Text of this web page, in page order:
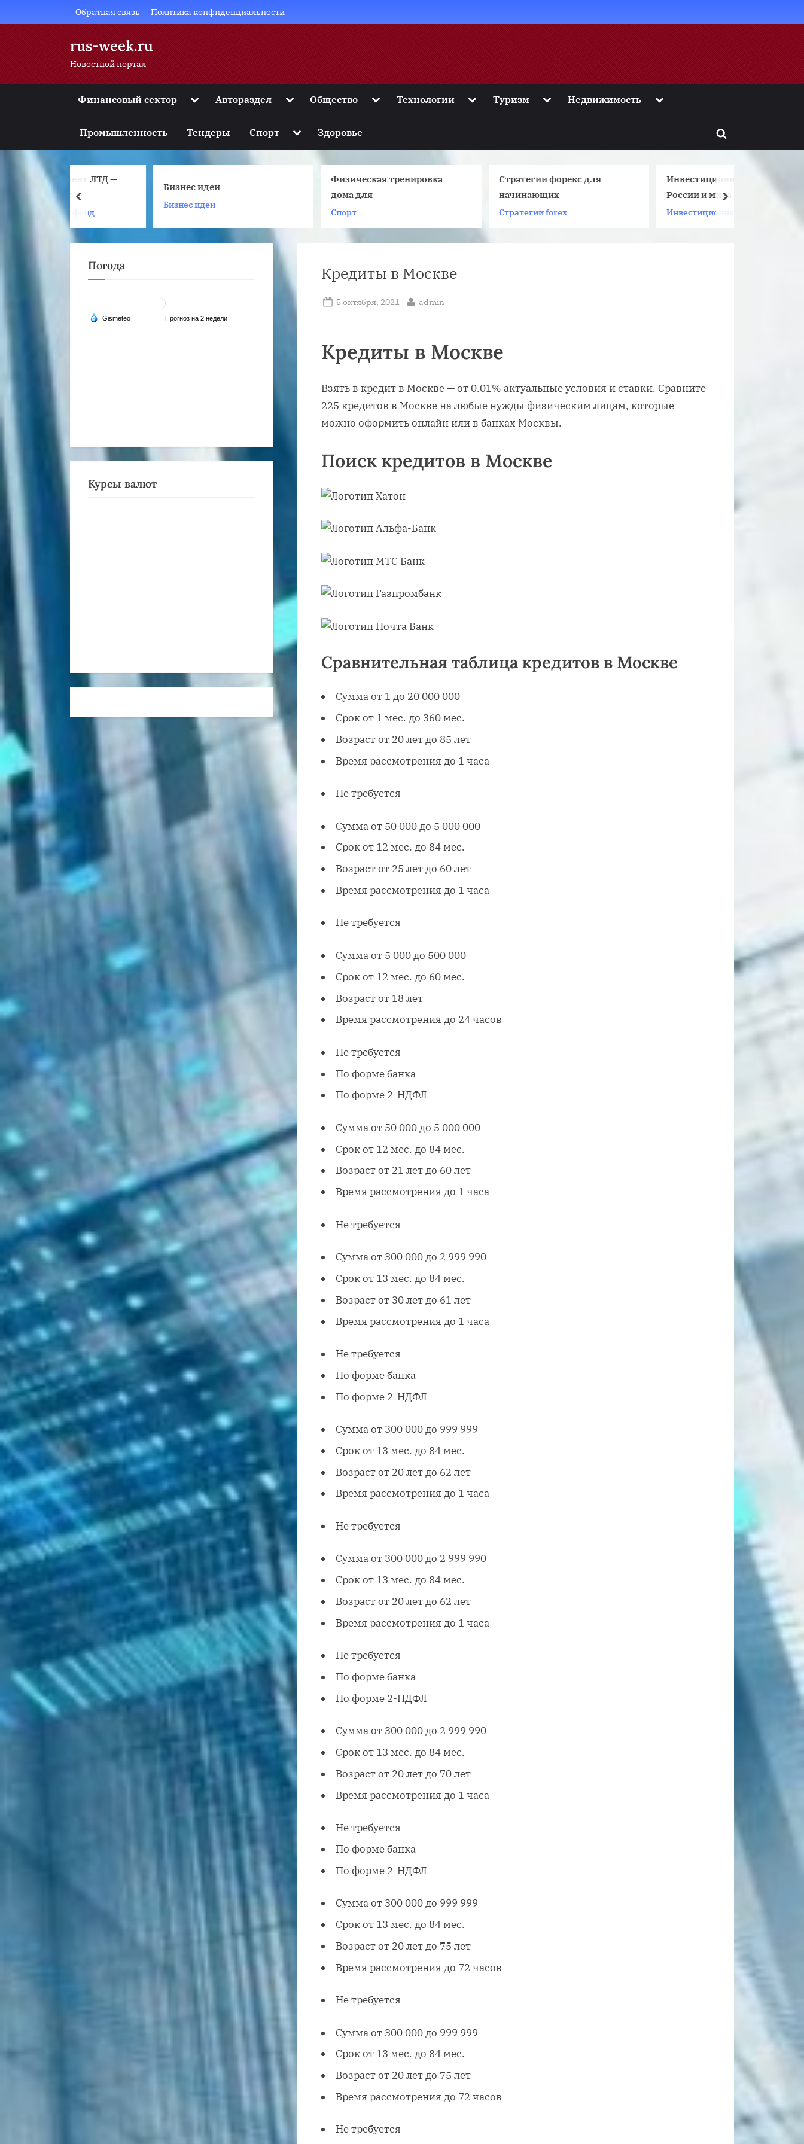
to
Обратная связь Политика конфиденциальности
rus-week.ru
Новостной портал
Финансовый сектор Toggle
menu
Toggle
menu
Toggle
sub-
sub-
Автораздел ToggleОбщество ToggleТехнологии ToggleТуризм ToggleНедвижимость Toggle
Промышленность Тендеры Спорт Toggle
menu
Здоровье
Toggle
ЛТД —
Бизнес идеи
Физическая тренировка
Стратегии форекс для
Инвестиционные фонды
Инвестиционный фонд
prev next
Кредиты в Москве
Posted
5 октября, 2021 By
admin
Кредиты в Москве
Взять в кредит в Москве — от 0.01% актуальные условия и ставки. Сравните
225 кредитов в Москве на любые нужды физическим лицам, которые
можно оформить онлайн или в банках Москвы.
Поиск кредитов в Москве
Сравнительная таблица кредитов в Москве
Сумма от 1 до 20 000 000
Срок от 1 мес. до 360 мес.
Возраст от 20 лет до 85 лет
Время рассмотрения до 1 часа
Не требуется
Сумма от 50 000 до 5 000 000
Срок от 12 мес. до 84 мес.
Возраст от 25 лет до 60 лет
Время рассмотрения до 1 часа
Не требуется
Сумма от 5 000 до 500 000
Срок от 12 мес. до 60 мес.
Возраст от 18 лет
Время рассмотрения до 24 часов
Не требуется
По форме банка
По форме 2-НДФЛ
Сумма от 50 000 до 5 000 000
Срок от 12 мес. до 84 мес.
Возраст от 21 лет до 60 лет
Время рассмотрения до 1 часа
Не требуется
Сумма от 300 000 до 2 999 990
Срок от 13 мес. до 84 мес.
Возраст от 30 лет до 61 лет
Время рассмотрения до 1 часа
Не требуется
По форме банка
По форме 2-НДФЛ
Сумма от 300 000 до 999 999
Срок от 13 мес. до 84 мес.
Возраст от 20 лет до 62 лет
Время рассмотрения до 1 часа
Не требуется
Сумма от 300 000 до 2 999 990
Срок от 13 мес. до 84 мес.
Возраст от 20 лет до 62 лет
Время рассмотрения до 1 часа
Не требуется
По форме банка
По форме 2-НДФЛ
Сумма от 300 000 до 2 999 990
Срок от 13 мес. до 84 мес.
Возраст от 20 лет до 70 лет
Время рассмотрения до 1 часа
Не требуется
По форме банка
По форме 2-НДФЛ
Сумма от 300 000 до 999 999
Срок от 13 мес. до 84 мес.
Возраст от 20 лет до 75 лет
Время рассмотрения до 72 часов
Не требуется
Сумма от 300 000 до 999 999
Срок от 13 мес. до 84 мес.
Возраст от 20 лет до 75 лет
Время рассмотрения до 72 часов
Не требуется
Погода
Курсы валют